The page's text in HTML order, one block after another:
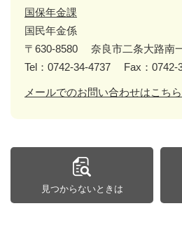
国保年金課
国民年金係
〒630-8580
奈良市二条大路南
Tel：0742-34-4737
Fax：0742-
メールでのお問い合わせはこちら
見つからないときは